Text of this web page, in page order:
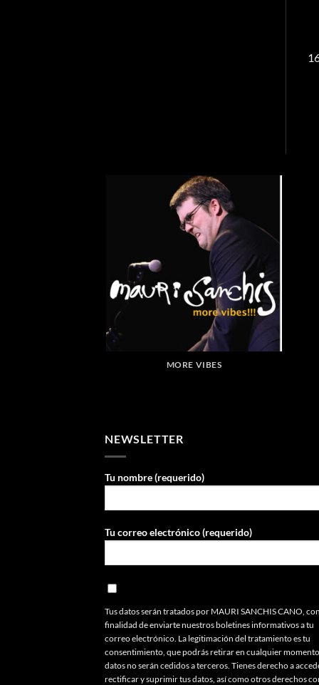
MORE VIBES
NEWSLETTER
Tu nombre (requerido)
Tu correo electrónico (requerido)
Tus datos serán tratados por MAURI SANCHIS CANO,
finalidad de enviarte nuestros boletines informativos a tu
correo electrónico. La legitimación del tratamiento es tu
consentimiento, que podrás retirar en cualquier
datos no serán cedidos a terceros. Tienes derecho a
rectificar y suprimir tus datos, así como otros derechos